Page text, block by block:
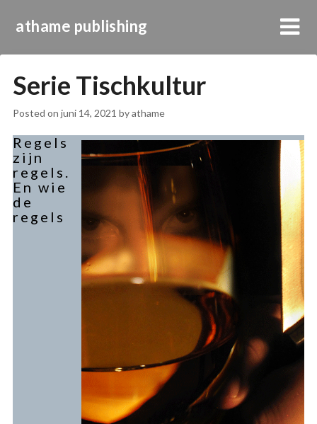
athame publishing
Serie Tischkultur
Posted on juni 14, 2021 byathame
Regels
zijn
regels.
En wie
de
regels